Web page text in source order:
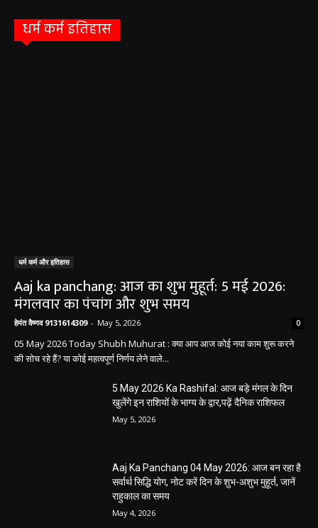
धर्म कर्म इतिहास
धर्म कर्म और इतिहास
Aaj ka panchang: आज का शुभ मुहूर्त: 5 मई 2026:
मंगलवार का पंचांग और शुभ समय
हेमंत वैष्णव 9131614309 - May 5, 2026 0
05 May 2026 Today Shubh Muhurat : क्या आप आज कोई नया काम शुरू करने
की सोच रहे हैं? या कोई महत्वपूर्ण निर्णय लेने वाले...
5 May 2026 Ka Rashifal: आज बड़े मंगल के दिन
खुलेंगे इन राशियों के भाग्य के द्वार,पढ़ें दैनिक राशिफल
May 5, 2026
Aaj Ka Panchang 04 May 2026: आज बन रहा है
सर्वार्थ सिद्धि योग, नोट करें दिन के शुभ-अशुभ मुहूर्त, जानें
राहुकाल का समय
May 4, 2026